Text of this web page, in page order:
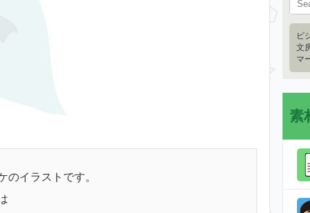
のイラストです。
ビ
文
マ
素